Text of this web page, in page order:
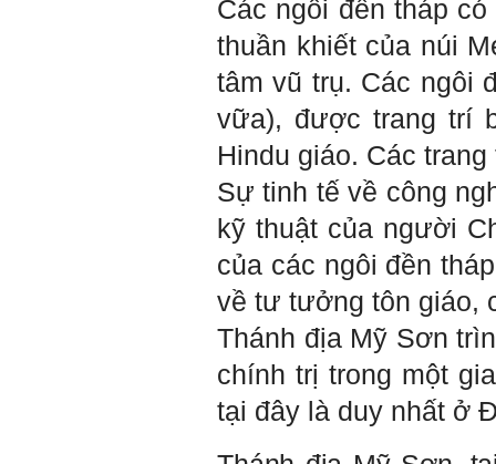
Các ngôi đền tháp
thuần khiết của núi
tâm vũ trụ. Các ngôi
vữa), được trang trí
Hindu giáo. Các
Sự tinh tế về công
kỹ thuật của người
của các ngôi đền
về tư tưởng tôn giáo,
Thánh địa Mỹ Sơn
chính trị trong một
tại đây là duy nhất ở